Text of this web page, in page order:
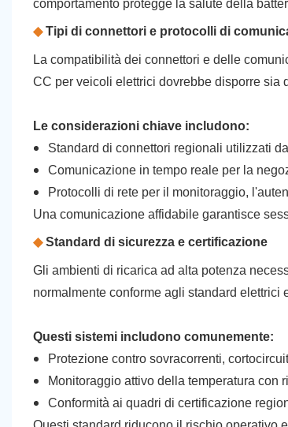
comportamento protegge la salute della
◆Tipi di connettori e protocolli di
La compatibilità dei connettori e delle
CC per veicoli elettrici dovrebbe disporre sia
Le considerazioni chiave includono:
Standard di connettori regionali utilizzati
Comunicazione in tempo reale per la
Protocolli di rete per il monitoraggio,
Una comunicazione affidabile garantisce
◆Standard di sicurezza e certificazione
Gli ambienti di ricarica ad alta potenza
normalmente conforme agli standard elettrici
Questi sistemi includono comunemente:
Protezione contro sovracorrenti,
Monitoraggio attivo della temperatura con
Conformità ai quadri di certificazione